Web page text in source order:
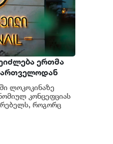
ერთმა
საფუძველი
ლოკოკინაზე
კონცეფციას
როგორც